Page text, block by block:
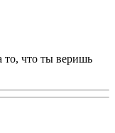
что ты веришь